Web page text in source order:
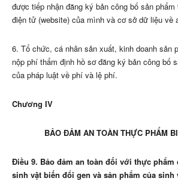
được tiếp nhận đăng ký bản công bố sản
điện tử (website) của mình và cơ sở dữ liệu về
6. Tổ chức, cá nhân sản xuất, kinh doanh sản
nộp phí thẩm định hồ sơ đăng ký bản công bố
của pháp luật về phí và lệ phí.
Chương IV
BẢO ĐẢM AN TOÀN THỰC PHẨM
Điều 9. Bảo đảm an toàn đối với thực phẩm
sinh vật biến đổi gen và sản phẩm của sinh